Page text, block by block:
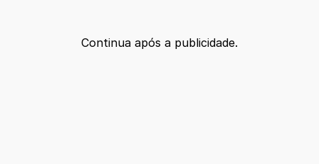
Continua após a publicidade.